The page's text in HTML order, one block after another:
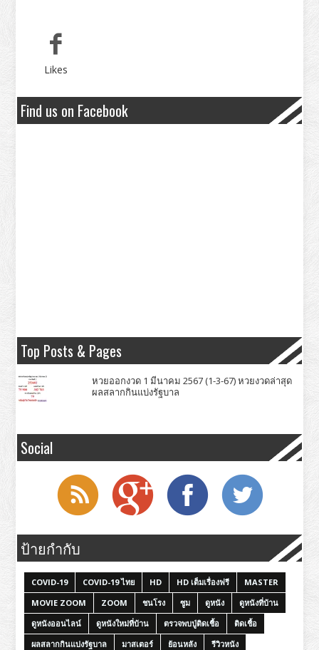
Likes
Find us on Facebook
Top Posts & Pages
หวยออกงวด 1 มีนาคม 2567 (1-3-67) หวยงวดล่าสุด
ผลสลากกินแบ่งรัฐบาล
Social
ป้ายกำกับ
COVID-19 COVID-19 ไทย HD HD เต็มเรื่องฟรี
MASTER
MOVIE ZOOM
ZOOM ชนโรง ซูม ดูหนัง
ดูหนังที่บ้าน
ดูหนังออนไลน์
ดูหนังใหม่ที่บ้าน ตรวจพบปู่ติดเชื้อ
ติดเชื้อ
ผลสลากกินแบ่งรัฐบาล
มาสเตอร์ ย้อนหลัง
รีวิวหนัง